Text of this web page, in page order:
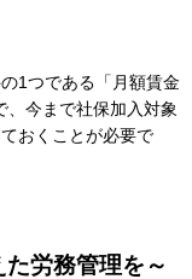
1つである「月額賃金
今まで社保加入対象
おくことが必要で
労務管理を～